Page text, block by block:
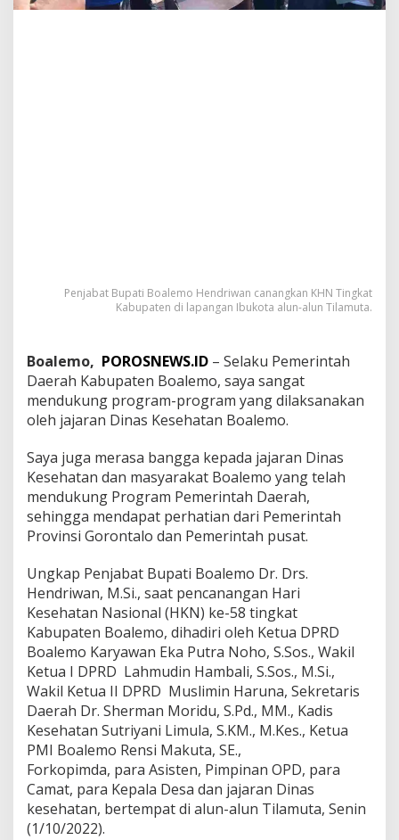
a
Penjabat Bupati Boalemo Hendriwan canangkan KHN Tingkat
Kabupaten di lapangan Ibukota alun-alun Tilamuta.
Boalemo, POROSNEWS.ID – Selaku Pemerintah
Daerah Kabupaten Boalemo, saya sangat
mendukung program-program yang dilaksanakan
oleh jajaran Dinas Kesehatan Boalemo.
Saya juga merasa bangga kepada jajaran Dinas
Kesehatan dan masyarakat Boalemo yang telah
mendukung Program Pemerintah Daerah,
sehingga mendapat perhatian dari Pemerintah
Provinsi Gorontalo dan Pemerintah pusat.
Ungkap Penjabat Bupati Boalemo Dr. Drs.
Hendriwan, M.Si., saat pencanangan Hari
Kesehatan Nasional (HKN) ke-58 tingkat
Kabupaten Boalemo, dihadiri oleh Ketua DPRD
Boalemo Karyawan Eka Putra Noho, S.Sos., Wakil
Ketua I DPRD Lahmudin Hambali, S.Sos., M.Si.,
Wakil Ketua II DPRD Muslimin Haruna, Sekretaris
Daerah Dr. Sherman Moridu, S.Pd., MM., Kadis
Kesehatan Sutriyani Limula, S.KM., M.Kes., Ketua
PMI Boalemo Rensi Makuta, SE.,
Forkopimda, para Asisten, Pimpinan OPD, para
Camat, para Kepala Desa dan jajaran Dinas
kesehatan, bertempat di alun-alun Tilamuta, Senin
(1/10/2022).